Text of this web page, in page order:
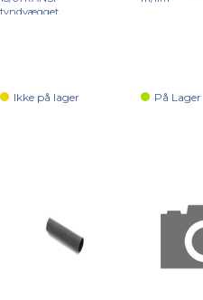
tyndvægget
Ikke på lager På Lager